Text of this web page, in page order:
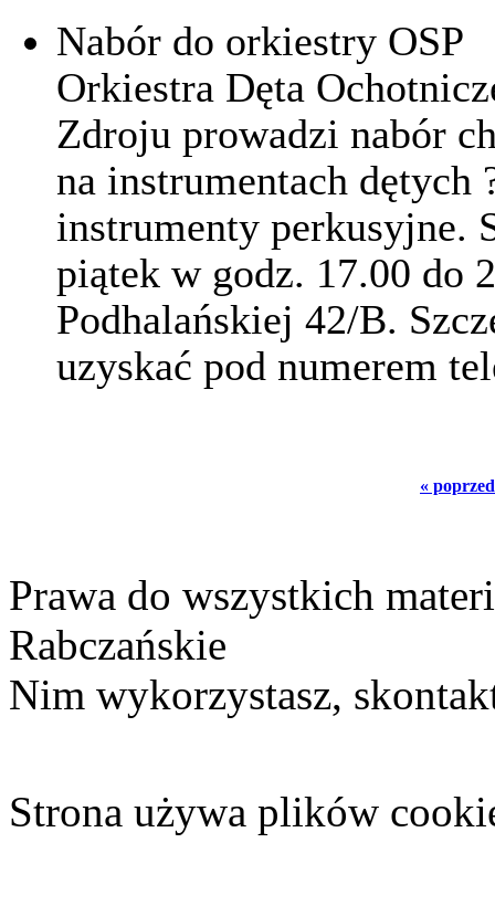
Nabór do orkiestry OSP
Orkiestra Dęta
Zdroju prowadzi nabór
na instrumentach dętych
instrumenty perkusyjne.
piątek w godz. 17.00 do
Podhalańskiej 42/B.
uzyskać pod numerem
«
Prawa do wszystkich
Rabczańskie
Nim wykorzystasz,
Strona używa plików